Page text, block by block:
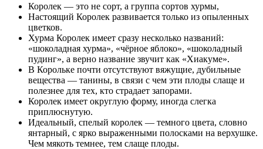
Королек — это не сорт, а группа сортов хурмы,
Настоящий Королек развивается только из опыленных
цветков.
Хурма Королек имеет сразу несколько названий:
«шоколадная хурма», «чёрное яблоко», «шоколадный
пудинг», а верно название звучит как «Хиакуме».
В Корольке почти отсутствуют вяжущие, дубильные
вещества — танины, в связи с чем эти плоды слаще и
полезнее для тех, кто страдает запорами.
Королек имеет округлую форму, иногда слегка
приплюснутую.
Идеальный, спелый королек — темного цвета, словно
янтарный, с ярко выраженными полосками на верхушке.
Чем мякоть темнее, тем слаще плоды.